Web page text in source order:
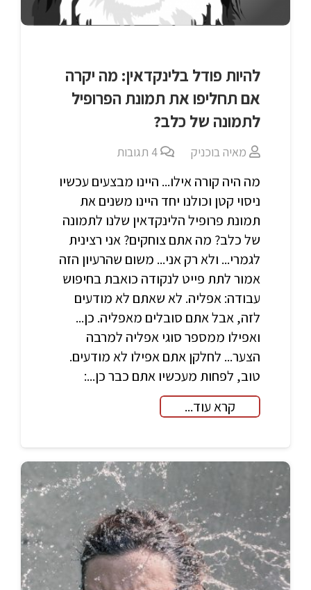
להיות פודל בלינקדאין: מה יקרה
אם תחליפו את תמונת הפרופיל
לתמונה של כלב?
מאיה בוכניק 4 תגובות
מה היה קורה אילו... היינו מבצעים עכשיו
ניסוי קטן וכולנו יחד היינו משנים את
תמונת פרופיל הלינקדאין שלנו לתמונה
של כלב? מה אתם צוחקים? אני רצינית
לגמרי... ולא רק אני... משום שהרעיון הזה
אמור לתת פייט לנקודה כואבת בחיפוש
עבודה: אפליה. לא שאתם לא מודעים
לזה, אבל אתם סובלים מאפליה. כן...
ואפילו ממספר סוגי אפליה למרבה
הצער... לחלקן אתם אפילו לא מודעים.
טוב, לפחות מעכשיו אתם כבר כן...:
קרא עוד...